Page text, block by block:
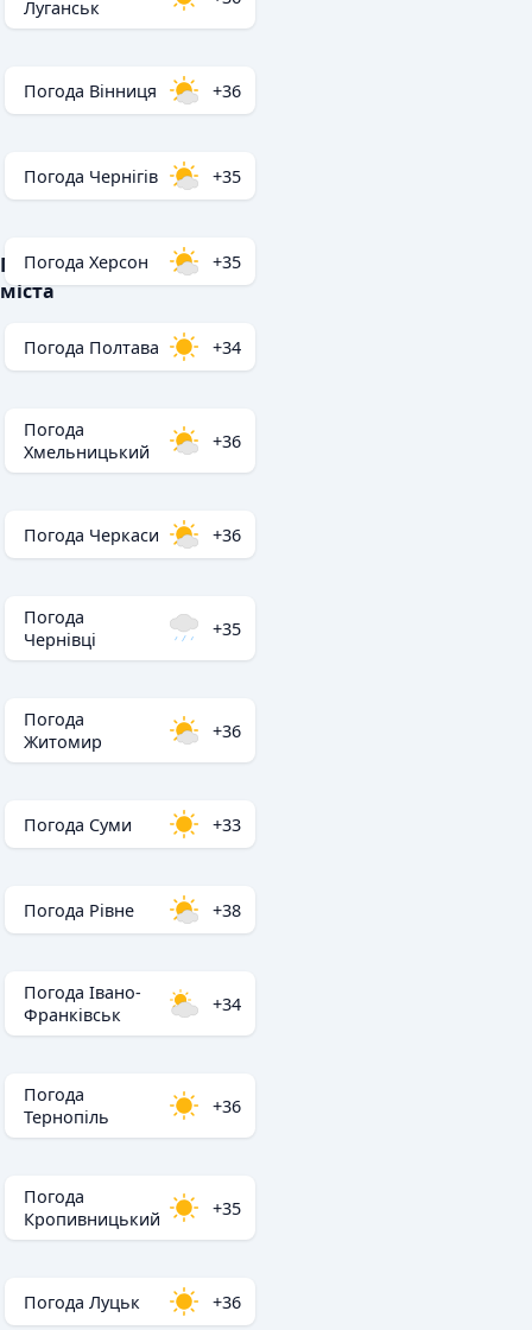
Популярні
міста
Луганськ
Погода Вінниця +36
Погода Чернігів +35
Погода Херсон +35
Погода Полтава +34
Погода
Хмельницький
+36
Погода Черкаси +36
Погода
Чернівці
+35
Погода
Житомир
+36
Погода Суми +33
Погода Рівне +38
Погода Івано-
Франківськ
+34
Погода
Тернопіль
+36
Погода
Кропивницький
+35
Погода Луцьк +36